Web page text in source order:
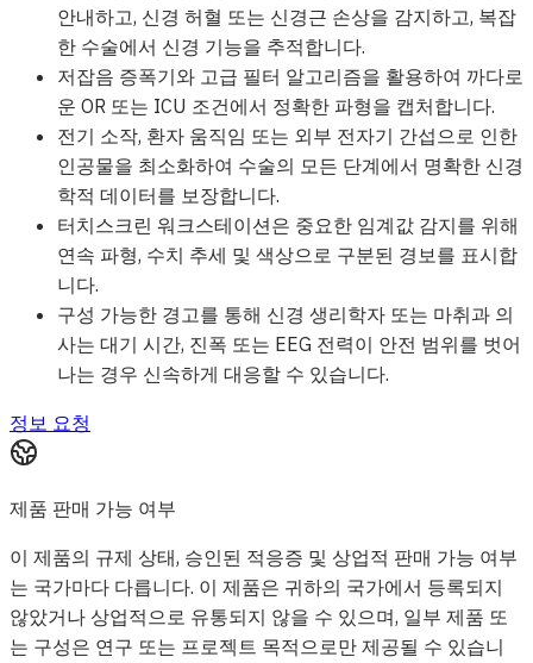
안내하고, 신경 허혈 또는 신경근 손상을 감지하고, 복잡
한 수술에서 신경 기능을 추적합니다.
저잡음 증폭기와 고급 필터 알고리즘을 활용하여 까다로
운 OR 또는 ICU 조건에서 정확한 파형을 캡처합니다.
전기 소작, 환자 움직임 또는 외부 전자기 간섭으로 인한
인공물을 최소화하여 수술의 모든 단계에서 명확한 신경
학적 데이터를 보장합니다.
터치스크린 워크스테이션은 중요한 임계값 감지를 위해
연속 파형, 수치 추세 및 색상으로 구분된 경보를 표시합
니다.
구성 가능한 경고를 통해 신경 생리학자 또는 마취과 의
사는 대기 시간, 진폭 또는 EEG 전력이 안전 범위를 벗어
나는 경우 신속하게 대응할 수 있습니다.
정보 요청
제품 판매 가능 여부
이 제품의 규제 상태, 승인된 적응증 및 상업적 판매 가능 여부
는 국가마다 다릅니다. 이 제품은 귀하의 국가에서 등록되지
않았거나 상업적으로 유통되지 않을 수 있으며, 일부 제품 또
는 구성은 연구 또는 프로젝트 목적으로만 제공될 수 있습니